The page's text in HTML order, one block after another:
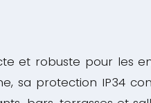
et robuste pour les
sa protection IP34